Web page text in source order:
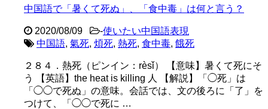
中国語で「暑くて死ぬ」、「食中毒」は何と言う？
2020/08/09 -使いたい中国語表現
中国語, 氣死, 煩死, 熱死, 食中毒, 餓死
２８４．熱死（ピンイン：rèsǐ） 【意味】暑くて死にそ
う 【英語】the heat is killing 人 【解説】「◯死」は
「◯◯で死ぬ」の意味。会話では、文の後ろに「了」を
つけて、「◯◯で死に …